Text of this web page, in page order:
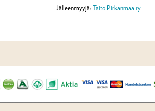
4
Jälleenmyyjä: Taito Pirkanmaa ry